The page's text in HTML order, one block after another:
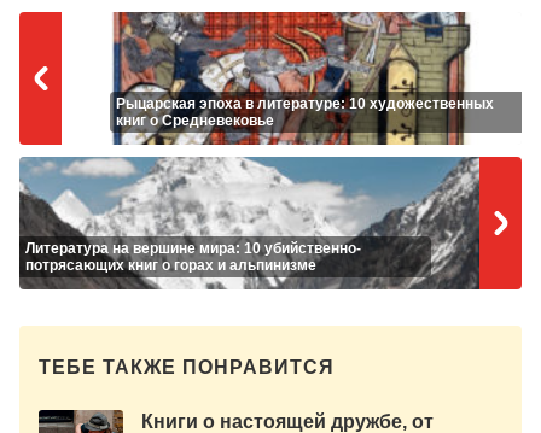
Рыцарская эпоха в литературе: 10 художественных
книг о Средневековье
Литература на вершине мира: 10 убийственно-
потрясающих книг о горах и альпинизме
ТЕБЕ ТАКЖЕ ПОНРАВИТСЯ
Книги о настоящей дружбе, от